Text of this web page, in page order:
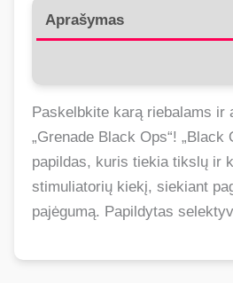
Aprašymas
Paskelbkite karą riebalams ir
„Grenade Black Ops“! „Black
papildas, kuris tiekia tikslų ir
stimuliatorių kiekį, siekiant
pajėgumą. Papildytas